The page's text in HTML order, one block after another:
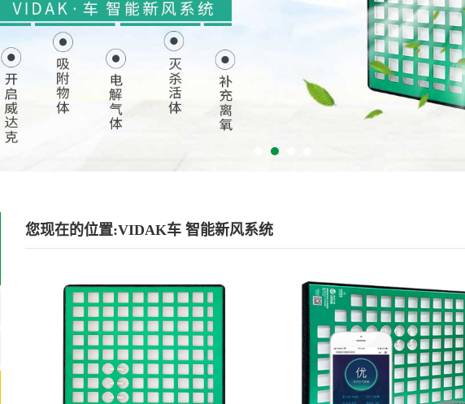
您现在的位置:VIDAK车 智能新风系统